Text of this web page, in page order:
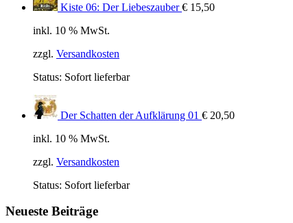
Kiste 06: Der Liebeszauber € 15,50
inkl. 10 % MwSt.
zzgl. Versandkosten
Status: Sofort lieferbar
Der Schatten der Aufklärung 01 € 20,50
inkl. 10 % MwSt.
zzgl. Versandkosten
Status: Sofort lieferbar
Neueste Beiträge